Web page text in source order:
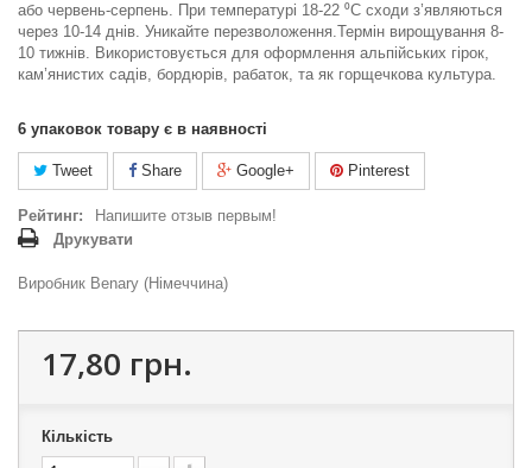
або червень-серпень. При температурі 18-22 ⁰С сходи з’являються
через 10-14 днів. Уникайте перезволоження.Термін вирощування 8-
10 тижнів. Використовується для оформлення альпійських гірок,
кам’янистих садів, бордюрів, рабаток, та як горщечкова культура.
6 упаковок товару є в наявності
Tweet Share Google+ Pinterest
Рейтинг:
Напишите отзыв первым!
Друкувати
Виробник Benary (Німеччина)
17,80 грн.
Кількість